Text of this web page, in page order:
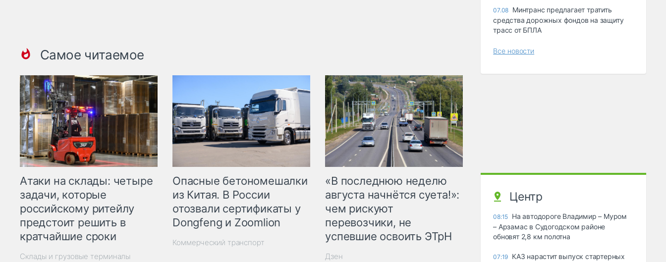
Самое читаемое
Атаки на склады: четыре
задачи, которые
российскому ритейлу
предстоит решить в
кратчайшие сроки
Склады и грузовые терминалы
Опасные бетономешалки
из Китая. В России
отозвали сертификаты у
Dongfeng и Zoomlion
Коммерческий транспорт
«В последнюю неделю
августа начнётся суета!»:
чем рискуют
перевозчики, не
успевшие освоить ЭТрН
Дзен
07.08 Минтранс предлагает тратить
средства дорожных фондов на защиту
трасс от БПЛА
Все новости
Центр
08:15 На автодороге Владимир – Муром
– Арзамас в Судогодском районе
обновят 2,8 км полотна
07:19 КАЗ нарастит выпуск стартерных